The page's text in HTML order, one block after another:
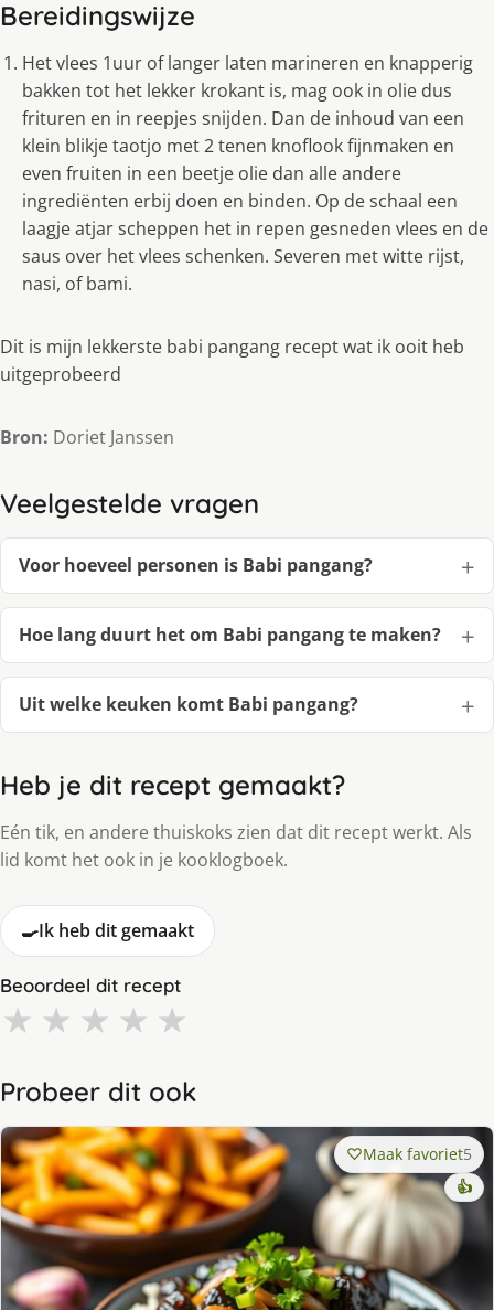
Bereidingswijze
Het vlees 1uur of langer laten marineren en knapperig
bakken tot het lekker krokant is, mag ook in olie dus
frituren en in reepjes snijden. Dan de inhoud van een
klein blikje taotjo met 2 tenen knoflook fijnmaken en
even fruiten in een beetje olie dan alle andere
ingrediënten erbij doen en binden. Op de schaal een
laagje atjar scheppen het in repen gesneden vlees en de
saus over het vlees schenken. Severen met witte rijst,
nasi, of bami.
Dit is mijn lekkerste babi pangang recept wat ik ooit heb
uitgeprobeerd
Bron: Doriet Janssen
Veelgestelde vragen
Voor hoeveel personen is Babi pangang?
Hoe lang duurt het om Babi pangang te maken?
Uit welke keuken komt Babi pangang?
Heb je dit recept gemaakt?
Eén tik, en andere thuiskoks zien dat dit recept werkt. Als
lid komt het ook in je kooklogboek.
🍳Ik heb dit gemaakt
Beoordeel dit recept
★ ★ ★ ★ ★
Probeer dit ook
Maak favoriet5
👍